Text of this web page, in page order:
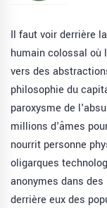
Il faut voir derrière
humain colossal où
vers des
philosophie du
paroxysme de
millions d'âmes
nourrit personne
oligarques
anonymes dans
derrière eux des